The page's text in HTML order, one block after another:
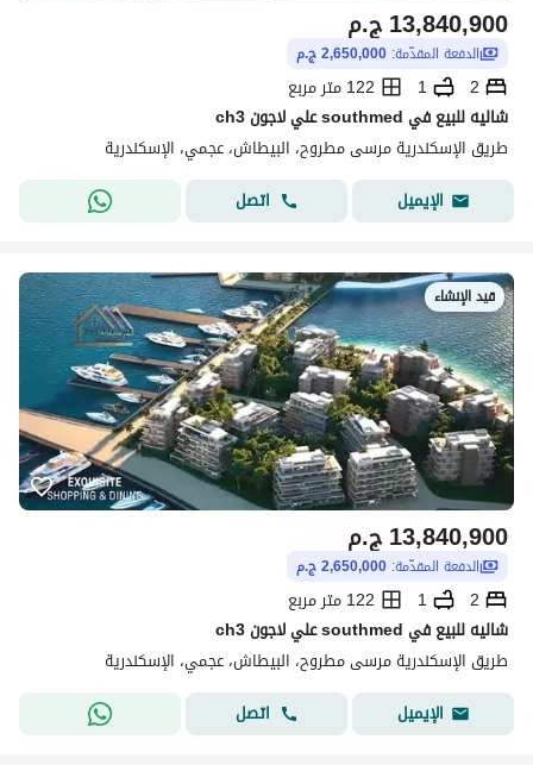
ج.م13,840,900
الدفعة المقدّمة: 2,650,000 ج.م
2
1
122 متر مربع
شاليه للبيع في southmed علي لاجون ch3
طريق الإسكندرية مرسى مطروح، البيطاش، عجمي، الإسكندرية
الإيميل
اتصل
قيد الإنشاء
ج.م13,840,900
الدفعة المقدّمة: 2,650,000 ج.م
2
1
122 متر مربع
شاليه للبيع في southmed علي لاجون ch3
طريق الإسكندرية مرسى مطروح، البيطاش، عجمي، الإسكندرية
الإيميل
اتصل